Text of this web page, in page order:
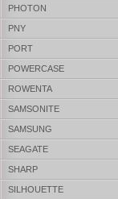
PHOTON
PNY
PORT
POWERCASE
ROWENTA
SAMSONITE
SAMSUNG
SEAGATE
SHARP
SILHOUETTE